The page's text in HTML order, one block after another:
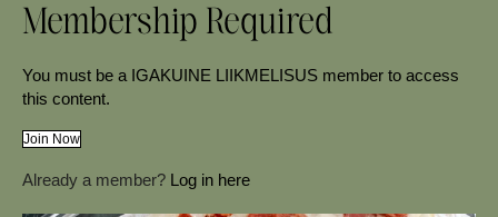
Membership Required
You must be a IGAKUINE LIIKMELISUS member to access
this content.
Join Now
Already a member? Log in here